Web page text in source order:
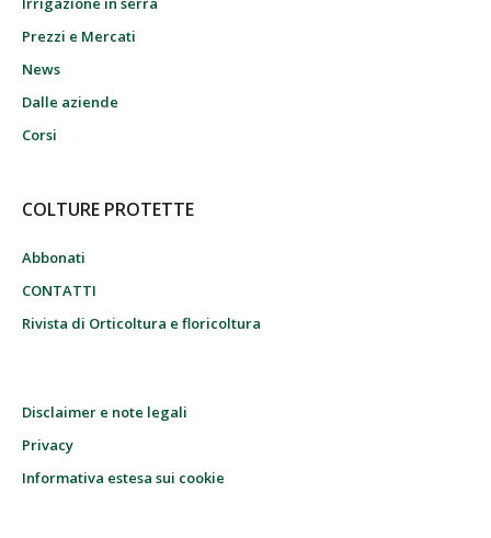
Prezzi e Mercati
News
Dalle aziende
Corsi
COLTURE PROTETTE
Abbonati
CONTATTI
Rivista di Orticoltura e floricoltura
Disclaimer e note legali
Privacy
Informativa estesa sui cookie